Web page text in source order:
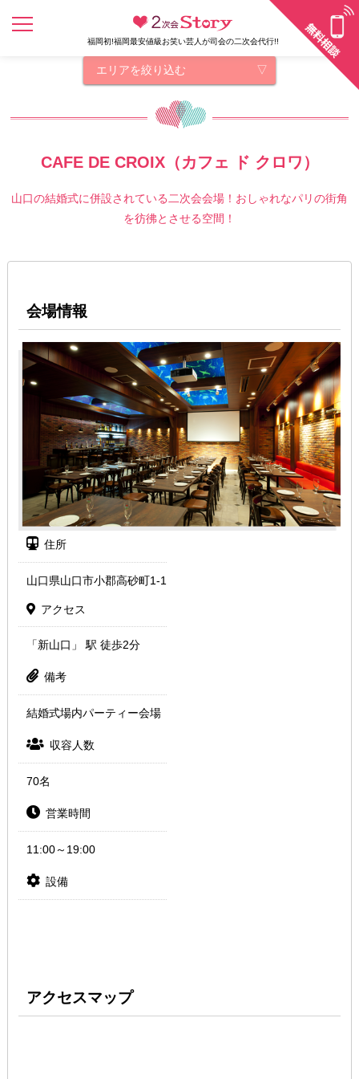
福岡初!福岡最安値級お笑い芸人が司会の二次会代行!!
エリアを絞り込む
CAFE DE CROIX（カフェ ド クロワ）
山口の結婚式に併設されている二次会会場！おしゃれなパリの街角
を彷彿とさせる空間！
会場情報
住所
山口県山口市小郡高砂町1-1
アクセス
「新山口」 駅 徒歩2分
備考
結婚式場内パーティー会場
収容人数
70名
営業時間
11:00～19:00
設備
アクセスマップ